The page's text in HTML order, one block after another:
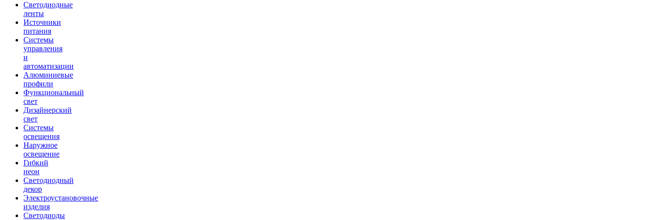
Светодиодные
ленты
Источники
питания
Системы
управления
и
автоматизации
Алюминиевые
профили
Функциональный
свет
Дизайнерский
свет
Системы
освещения
Наружное
освещение
Гибкий
неон
Светодиодный
декор
Электроустановочные
изделия
Светодиоды